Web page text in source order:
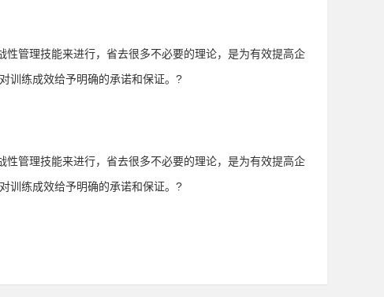
管理技能来进行，省去很多不必要的理论，是为有效提高企
训练成效给予明确的承诺和保证。?
管理技能来进行，省去很多不必要的理论，是为有效提高企
训练成效给予明确的承诺和保证。?